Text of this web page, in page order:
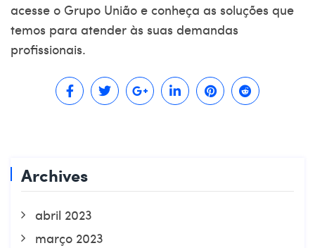
acesse o Grupo União e conheça as soluções que
temos para atender às suas demandas
profissionais.
Archives
abril 2023
março 2023